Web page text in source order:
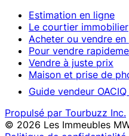
Estimation en ligne
Le courtier immobilier
Acheter ou vendre en
Pour vendre
Vendre à juste prix
Maison et prise de
Guide vendeur OACIQ
Propulsé par Tourbuzz Inc.
© 2026 Les Immeubles